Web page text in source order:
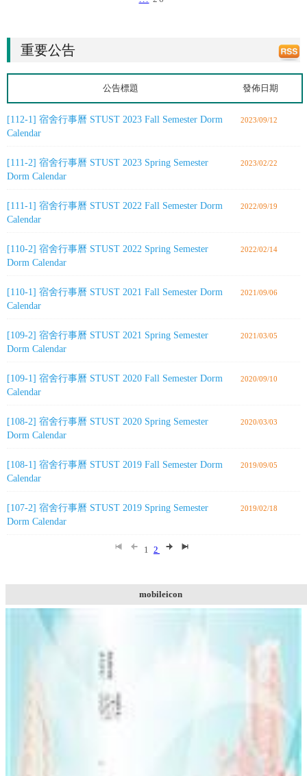
重要公告
公告標題 發佈日期
[112-1] 宿舍行事曆 STUST 2023 Fall Semester Dorm
Calendar
2023/09/12
[111-2] 宿舍行事曆 STUST 2023 Spring Semester
Dorm Calendar
2023/02/22
[111-1] 宿舍行事曆 STUST 2022 Fall Semester Dorm
Calendar
2022/09/19
[110-2] 宿舍行事曆 STUST 2022 Spring Semester
Dorm Calendar
2022/02/14
[110-1] 宿舍行事曆 STUST 2021 Fall Semester Dorm
Calendar
2021/09/06
[109-2] 宿舍行事曆 STUST 2021 Spring Semester
Dorm Calendar
2021/03/05
[109-1] 宿舍行事曆 STUST 2020 Fall Semester Dorm
Calendar
2020/09/10
[108-2] 宿舍行事曆 STUST 2020 Spring Semester
Dorm Calendar
2020/03/03
[108-1] 宿舍行事曆 STUST 2019 Fall Semester Dorm
Calendar
2019/09/05
[107-2] 宿舍行事曆 STUST 2019 Spring Semester
Dorm Calendar
2019/02/18
1 2
mobileicon